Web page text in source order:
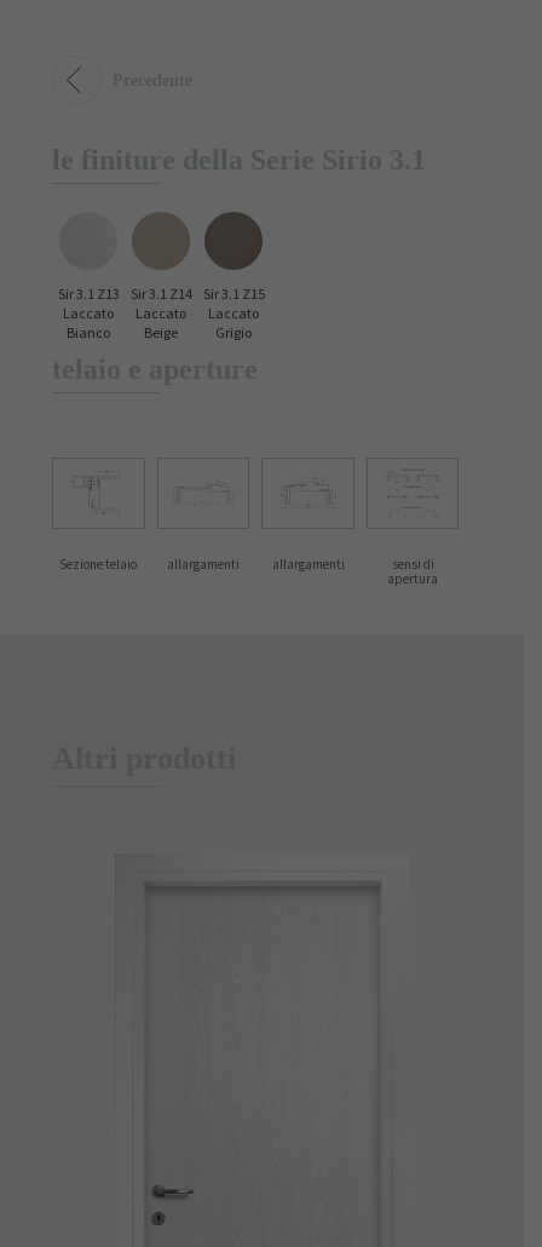
Precedente
le finiture della Serie Sirio 3.1
Sir 3.1 Z13
Laccato
Bianco
Sir 3.1 Z14
Laccato
Beige
Sir 3.1 Z15
Laccato
Grigio
telaio e aperture
Sezione telaio allargamenti allargamenti
sensi di
apertura